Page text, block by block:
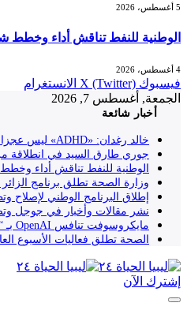
5 أغسطس، 2026
الوطنية للنفط تناقش أداء وخطط
4 أغسطس، 2026
فيسبوك X (Twitter) الانستغرام
الجمعة, أغسطس 7, 2026
أخبار شائعة
خالد رغدان: «ADHD» ليس عجزا بل عقل يعمل بذكاء وإيقاع مختلف
جوري طارق السيد في انطلاقة
الوطنية للنفط تناقش أداء
وزارة الصحة تطلق برنامج
إطلاق البرنامج الوطني لإصلاح
نشر مقالات وأخبار في جوجل
مايكروسوفت تنافس OpenAI بـ “تطبيق فائق” لخدمات Copilot
الصحة تطلق فعاليات الأسبوع
إشترك الآن